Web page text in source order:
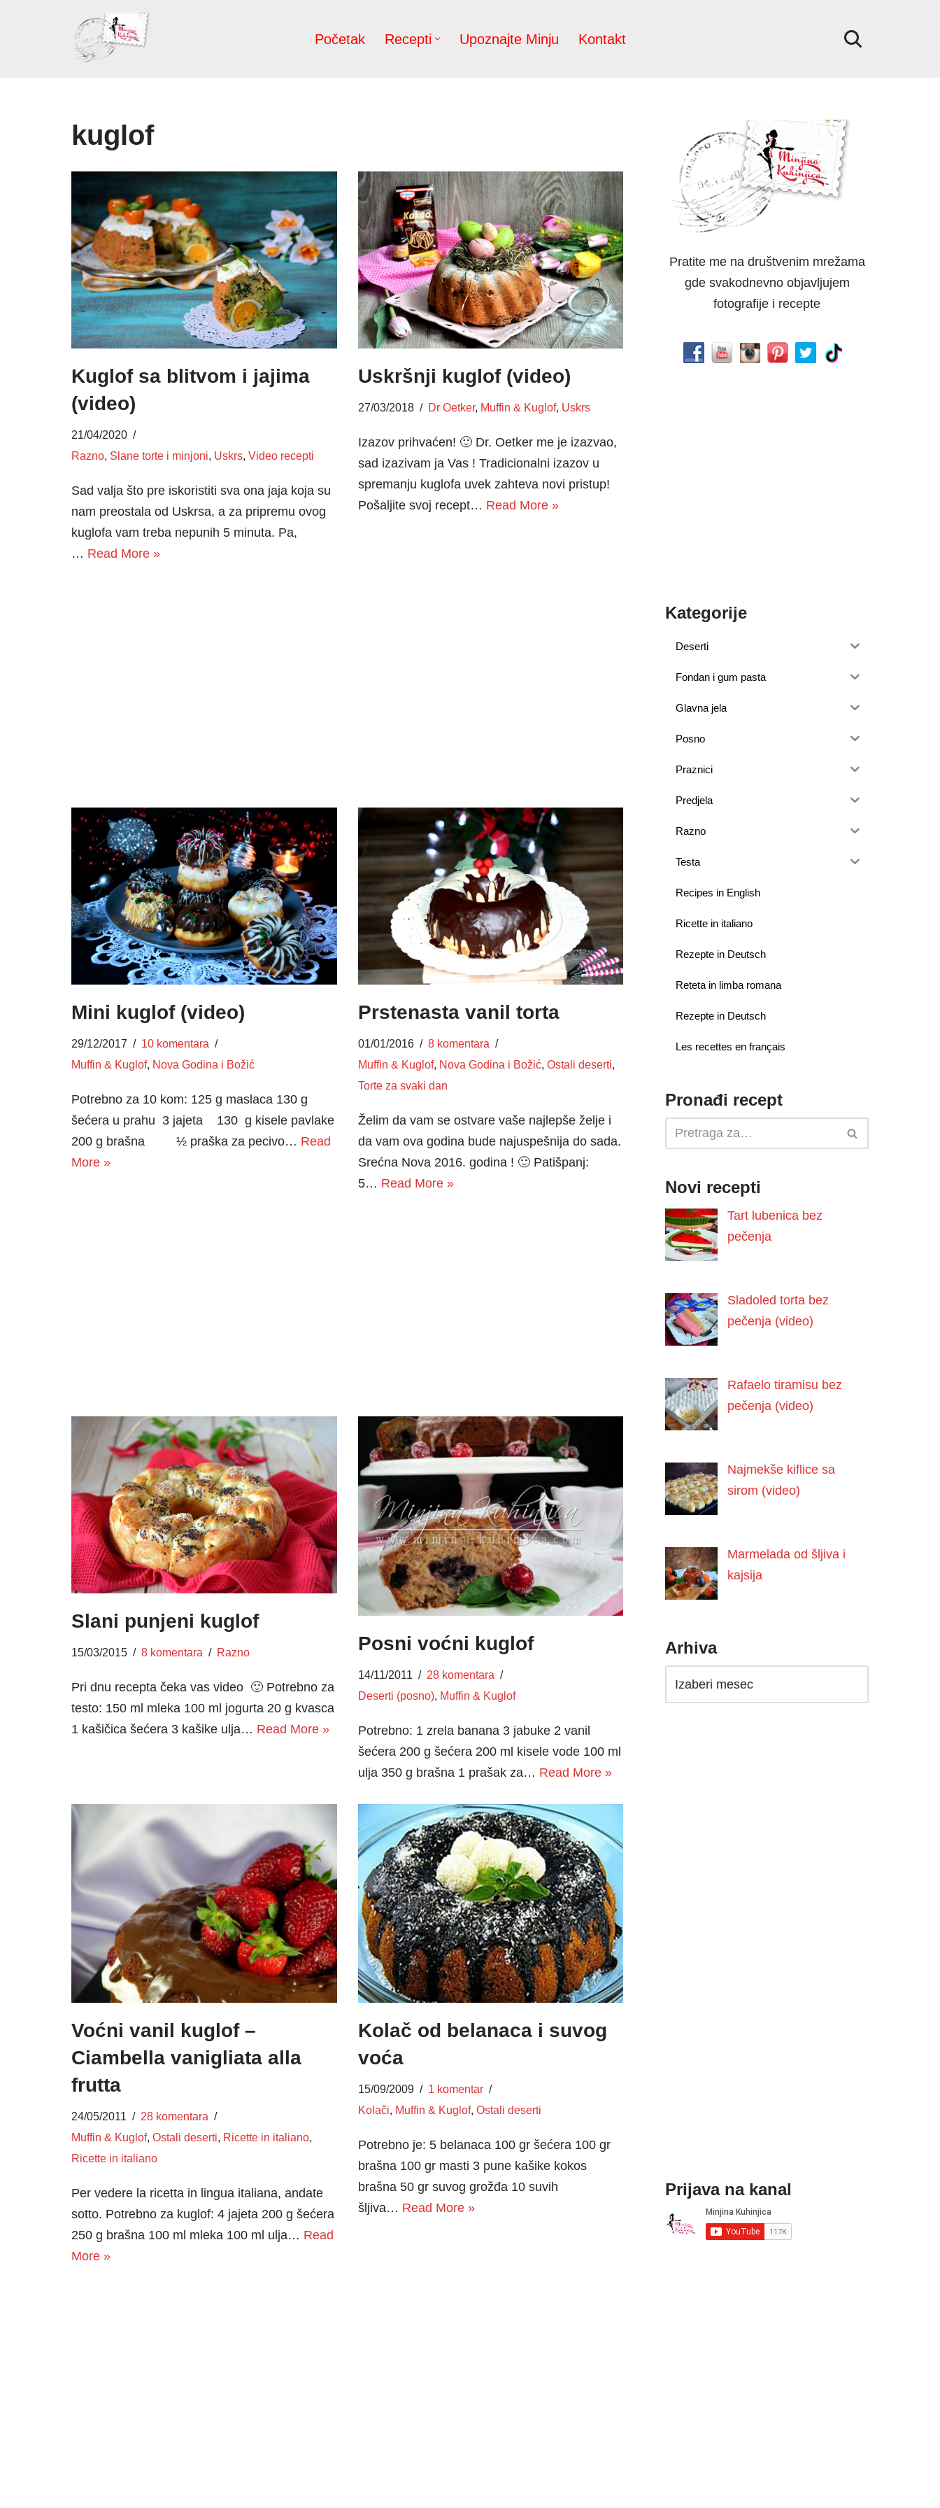
Početak Recepti Upoznajte Minju Kontakt
kuglof
Kuglof sa blitvom i jajima
(video)
21/04/2020
Razno, Slane torte i minjoni, Uskrs, Video recepti
Sad valja što pre iskoristiti sva ona jaja koja su
nam preostala od Uskrsa, a za pripremu ovog
kuglofa vam treba nepunih 5 minuta. Pa,
… Read More »
Uskršnji kuglof (video)
27/03/2018 Dr Oetker, Muffin & Kuglof, Uskrs
Izazov prihvaćen! 🙂 Dr. Oetker me je izazvao,
sad izazivam ja Vas ! Tradicionalni izazov u
spremanju kuglofa uvek zahteva novi pristup!
Pošaljite svoj recept… Read More »
Mini kuglof (video)
29/12/2017
10 komentara
Muffin & Kuglof, Nova Godina i Božić
Potrebno za 10 kom: 125 g maslaca 130 g
šećera u prahu 3 jajeta 130 g kisele pavlake
200 g brašna ½ praška za pecivo… Read
More »
Prstenasta vanil torta
01/01/2016
8 komentara
Muffin & Kuglof, Nova Godina i Božić, Ostali deserti,
Torte za svaki dan
Želim da vam se ostvare vaše najlepše želje i
da vam ova godina bude najuspešnija do sada.
Srećna Nova 2016. godina ! 🙂 Patišpanj:
5… Read More »
Slani punjeni kuglof
15/03/2015 8 komentara Razno
Pri dnu recepta čeka vas video 🙂 Potrebno za
testo: 150 ml mleka 100 ml jogurta 20 g kvasca
1 kašičica šećera 3 kašike ulja… Read More »
Posni voćni kuglof
14/11/2011
28 komentara
Deserti (posno), Muffin & Kuglof
Potrebno: 1 zrela banana 3 jabuke 2 vanil
šećera 200 g šećera 200 ml kisele vode 100 ml
ulja 350 g brašna 1 prašak za… Read More »
Voćni vanil kuglof –
Ciambella vanigliata alla
frutta
24/05/2011
28 komentara
Muffin & Kuglof, Ostali deserti, Ricette in italiano,
Ricette in italiano
Per vedere la ricetta in lingua italiana, andate
sotto. Potrebno za kuglof: 4 jajeta 200 g šećera
250 g brašna 100 ml mleka 100 ml ulja… Read
More »
Kolač od belanaca i suvog
voća
15/09/2009
1 komentar
Kolači, Muffin & Kuglof, Ostali deserti
Potrebno je: 5 belanaca 100 gr šećera 100 gr
brašna 100 gr masti 3 pune kašike kokos
brašna 50 gr suvog grožđa 10 suvih
šljiva… Read More »
Pratite me na društvenim mrežama
gde svakodnevno objavljujem
fotografije i recepte
Kategorije
Deserti
Fondan i gum pasta
Glavna jela
Posno
Praznici
Predjela
Razno
Testa
Recipes in English
Ricette in italiano
Rezepte in Deutsch
Reteta in limba romana
Rezepte in Deutsch
Les recettes en français
Pronađi recept
Novi recepti
Tart lubenica bez
pečenja
Sladoled torta bez
pečenja (video)
Rafaelo tiramisu bez
pečenja (video)
Najmekše kiflice sa
sirom (video)
Marmelada od šljiva i
kajsija
Arhiva
Prijava na kanal